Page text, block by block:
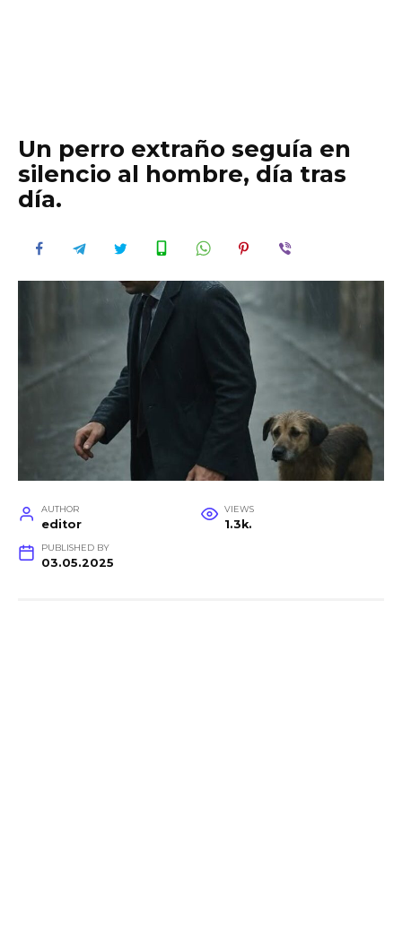
Un perro extraño seguía en
silencio al hombre, día tras
día.
AUTHOR
editor
VIEWS
1.3k.
PUBLISHED BY
03.05.2025